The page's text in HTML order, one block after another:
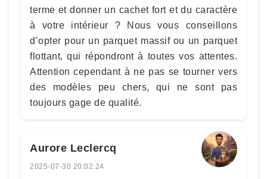
terme et donner un cachet fort et du caractère
à votre intérieur ? Nous vous conseillons
d’opter pour un parquet massif ou un parquet
flottant, qui répondront à toutes vos attentes.
Attention cependant à ne pas se tourner vers
des modèles peu chers, qui ne sont pas
toujours gage de qualité.
Aurore Leclercq
2025-07-30 20:02:24